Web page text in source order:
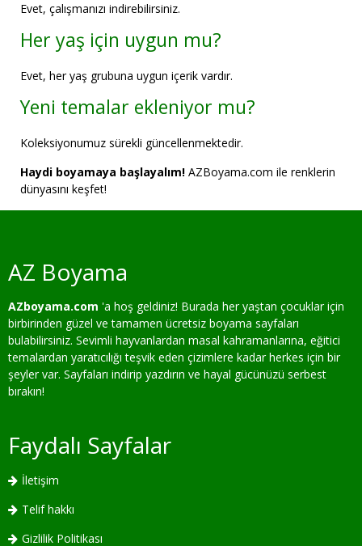
Evet, çalışmanızı indirebilirsiniz.
Her yaş için uygun mu?
Evet, her yaş grubuna uygun içerik vardır.
Yeni temalar ekleniyor mu?
Koleksiyonumuz sürekli güncellenmektedir.
Haydi boyamaya başlayalım! AZBoyama.com ile renklerin
dünyasını keşfet!
AZ Boyama
AZboyama.com 'a hoş geldiniz! Burada her yaştan çocuklar için
birbirinden güzel ve tamamen ücretsiz boyama sayfaları
bulabilirsiniz. Sevimli hayvanlardan masal kahramanlarına, eğitici
temalardan yaratıcılığı teşvik eden çizimlere kadar herkes için bir
şeyler var. Sayfaları indirip yazdırın ve hayal gücünüzü serbest
bırakın!
Faydalı Sayfalar
İletişim
Telif hakkı
Gizlilik Politikası